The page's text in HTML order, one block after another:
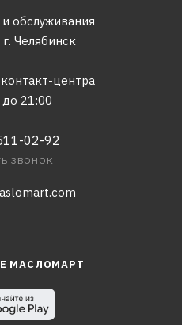
обслуживания
г. Челябинск
центра
21:00
02-92
ЗВОНОК
МАСЛОМАРТ